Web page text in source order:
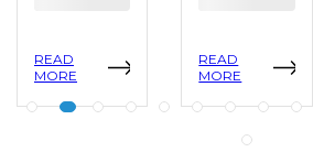
READ
MORE
READ
MORE